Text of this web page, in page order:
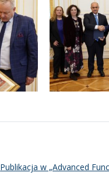
Publikacja w „Advanced